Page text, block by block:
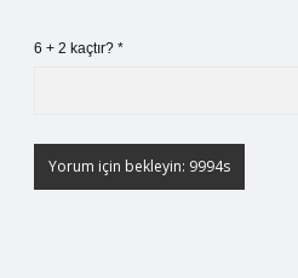
6 + 2 kaçtır? *